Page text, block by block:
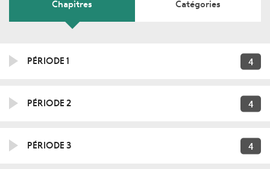
Chapitres Catégories
PÉRIODE 1 4
PÉRIODE 2 4
PÉRIODE 3 4